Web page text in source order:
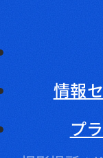
情報
プ